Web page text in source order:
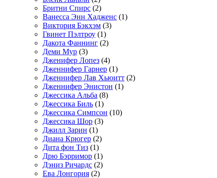
Бритни Спирс (2)
Ванесса Энн Хадженс (1)
Виктория Бэкхэм (3)
Гвинет Пэлтроу (1)
Дакота Фаннинг (2)
Деми Мур (3)
Дженифер Лопез (4)
Дженнифер Гарнер (1)
Дженнифер Лав Хьюитт (2)
Дженнифер Энистон (1)
Джессика Альба (8)
Джессика Биль (1)
Джессика Симпсон (10)
Джессика Шор (3)
Джилл Зарин (1)
Диана Крюгер (2)
Дита фон Тиз (1)
Дрю Бэрримор (1)
Дэниз Ричардс (2)
Ева Лонгория (2)